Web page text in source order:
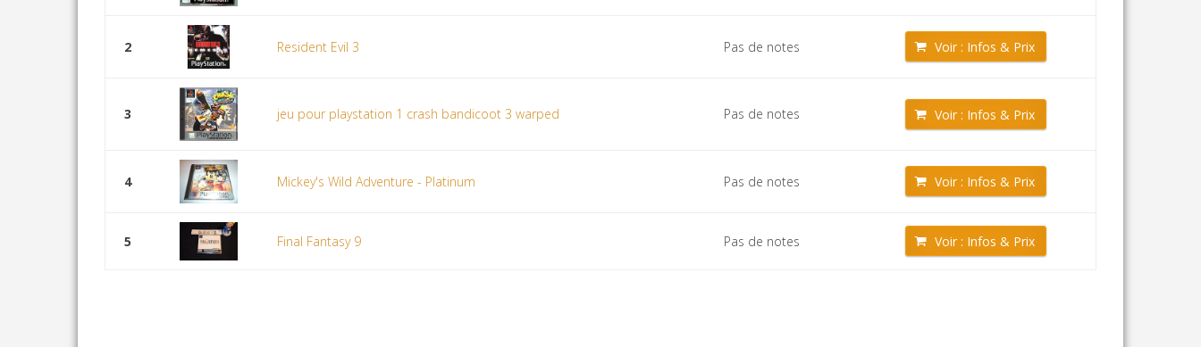
2 Resident Evil 3 Pas de notes Voir : Infos & Prix
3 jeu pour playstation 1 crash bandicoot 3 warped Pas de notes Voir : Infos & Prix
4 Mickey's Wild Adventure - Platinum Pas de notes Voir : Infos & Prix
5 Final Fantasy 9 Pas de notes Voir : Infos & Prix